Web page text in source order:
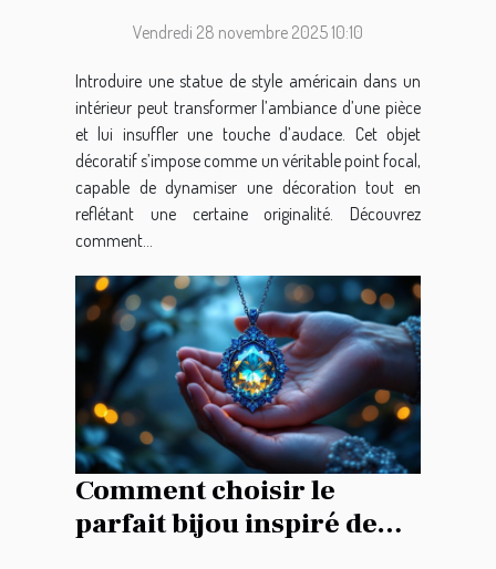
intérieure ?
Vendredi 28 novembre 2025 10:10
Introduire une statue de style américain dans un
intérieur peut transformer l’ambiance d’une pièce
et lui insuffler une touche d’audace. Cet objet
décoratif s’impose comme un véritable point focal,
capable de dynamiser une décoration tout en
reflétant une certaine originalité. Découvrez
comment...
Comment choisir le
parfait bijou inspiré de